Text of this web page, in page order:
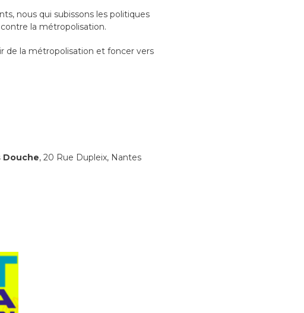
nous qui subissons les politiques
la métropolisation.
de la métropolisation et foncer vers
Douche, 20 Rue Dupleix, Nantes